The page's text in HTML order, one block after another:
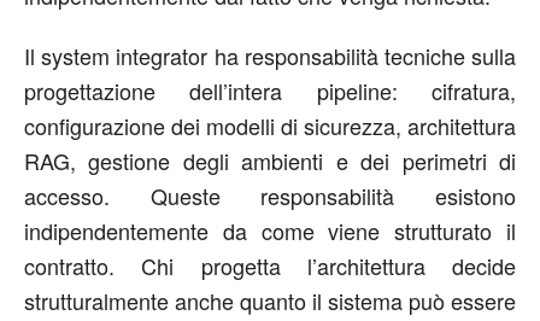
Il system integrator ha responsabilità tecniche sulla
progettazione dell’intera pipeline: cifratura,
configurazione dei modelli di sicurezza, architettura
RAG, gestione degli ambienti e dei perimetri di
accesso. Queste responsabilità esistono
indipendentemente da come viene strutturato il
contratto. Chi progetta l’architettura decide
strutturalmenteanchequanto il sistema può essere